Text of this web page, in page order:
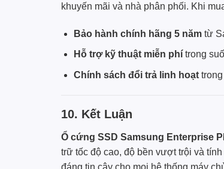
khuyến mãi và nhà phân phối. Khi
Bảo hành chính hãng 5 nămtừ
Hỗ trợ kỹ thuật miễn phítrong
Chính sách đổi trả linh hoạttrong
10. Kết Luận
Ổ cứng SSD Samsung Enterprise
trữ tốc độ cao, độ bền vượt trội và
đáng tin cậy cho mọi hệ thống máy